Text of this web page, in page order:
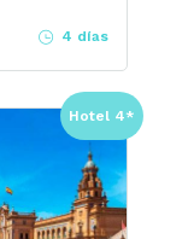
4 días
Hotel 4*